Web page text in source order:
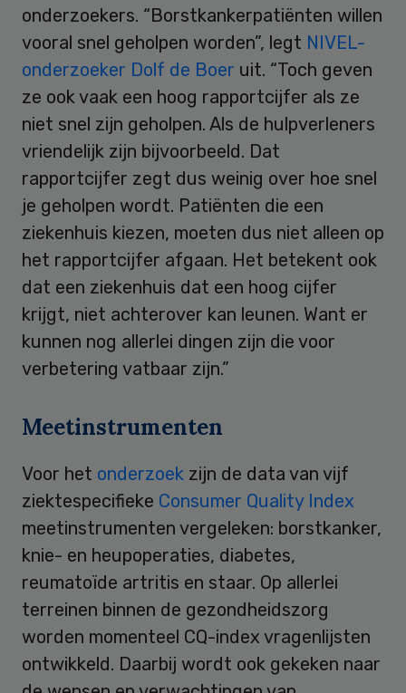
onderzoekers. “Borstkankerpatiënten willen
vooral snel geholpen worden”, legt NIVEL-
onderzoeker Dolf de Boer uit. “Toch geven
ze ook vaak een hoog rapportcijfer als ze
niet snel zijn geholpen. Als de hulpverleners
vriendelijk zijn bijvoorbeeld. Dat
rapportcijfer zegt dus weinig over hoe snel
je geholpen wordt. Patiënten die een
ziekenhuis kiezen, moeten dus niet alleen op
het rapportcijfer afgaan. Het betekent ook
dat een ziekenhuis dat een hoog cijfer
krijgt, niet achterover kan leunen. Want er
kunnen nog allerlei dingen zijn die voor
verbetering vatbaar zijn.”
Meetinstrumenten
Voor het onderzoek zijn de data van vijf
ziektespecifieke Consumer Quality Index
meetinstrumenten vergeleken: borstkanker,
knie- en heupoperaties, diabetes,
reumatoïde artritis en staar. Op allerlei
terreinen binnen de gezondheidszorg
worden momenteel CQ-index vragenlijsten
ontwikkeld. Daarbij wordt ook gekeken naar